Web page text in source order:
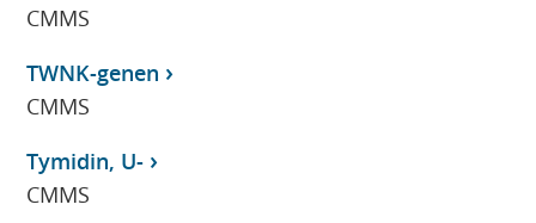
CMMS
TWNK-genen
CMMS
Tymidin, U-
CMMS